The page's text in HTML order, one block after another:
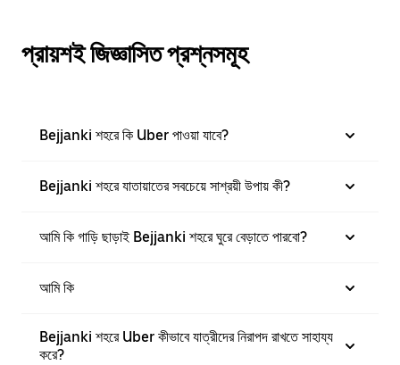
প্রায়শই জিজ্ঞাসিত প্রশ্নসমূহ
Bejjanki শহরে কি Uber পাওয়া যাবে?
Bejjanki শহরে যাতায়াতের সবচেয়ে সাশ্রয়ী উপায় কী?
আমি কি গাড়ি ছাড়াই Bejjanki শহরে ঘুরে বেড়াতে পারবো?
আমি কি
Bejjanki শহরে Uber কীভাবে যাত্রীদের নিরাপদ রাখতে সাহায্য
করে?